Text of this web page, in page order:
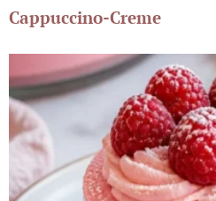
Cappuccino-Creme